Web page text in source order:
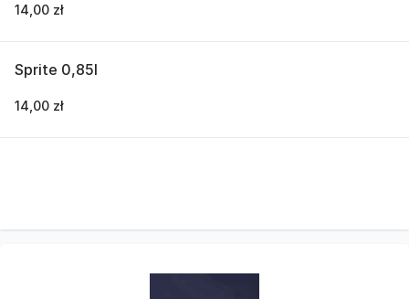
14,00 zł
Sprite 0,85l
14,00 zł